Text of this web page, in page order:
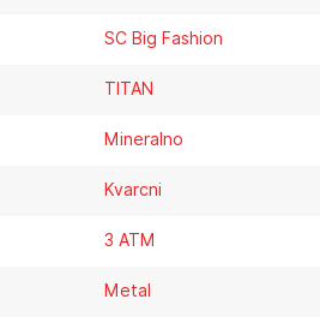
SC Big Fashion
TITAN
Mineralno
Kvarcni
3 ATM
Metal